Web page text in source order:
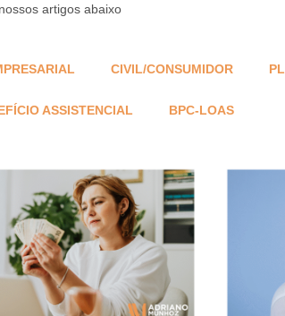
artigos abaixo
CIVIL/CONSUMIDOR
ASSISTENCIAL BPC-LOAS